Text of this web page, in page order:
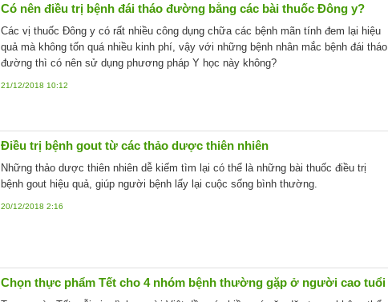
Có nên điều trị bệnh đái tháo đường bằng các bài thuốc Đông y?
Các vị thuốc Đông y có rất nhiều công dụng chữa các bệnh mãn tính đem lại hiệu
quả mà không tốn quá nhiều kinh phí, vậy với những bệnh nhân mắc bệnh đái tháo
đường thì có nên sử dụng phương pháp Y học này không?
21/12/2018 10:12
Điều trị bệnh gout từ các thảo dược thiên nhiên
Những thảo dược thiên nhiên dễ kiếm tìm lại có thể là những bài thuốc điều trị
bệnh gout hiệu quả, giúp người bệnh lấy lại cuộc sống bình thường.
20/12/2018 2:16
Chọn thực phẩm Tết cho 4 nhóm bệnh thường gặp ở người cao tuổi